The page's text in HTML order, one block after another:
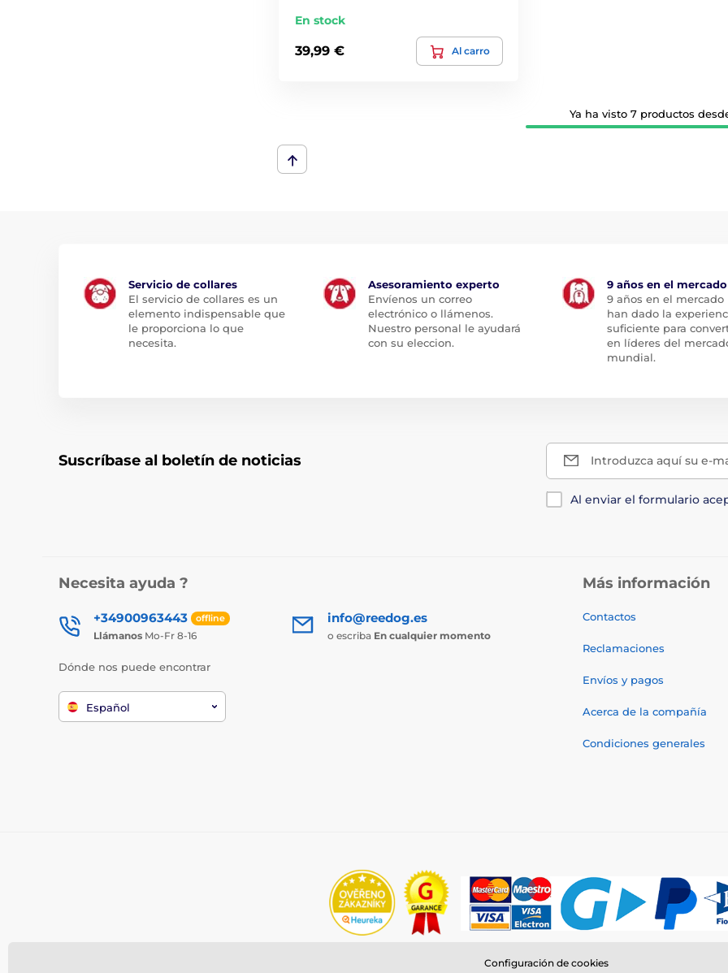
En stock
39,99 € Al carro
Ya ha visto 7 productos
Servicio de collares
El servicio de collares es un
elemento indispensable que
le proporciona lo que
necesita.
Asesoramiento experto
Envíenos un correo
electrónico o llámenos.
Nuestro personal le ayudará
con su eleccion.
9 años en el mercado
9 años en el mercado
han dado la
suficiente para
en líderes del
mundial.
Suscríbase al boletín de noticias Introduzca aquí su e-
Al enviar el formulario
Necesita ayuda ?
+34900963443 offline
Llámanos Mo-Fr 8-16
info@reedog.es
o escriba En cualquier momento
Dónde nos puede encontrar
Español
Más información
Contactos
Reclamaciones
Envíos y pagos
Acerca de la compañía
Condiciones generales
© 2026 www.reedog.es ⦁ Tienda electrónica creada por
Configuración de cookies